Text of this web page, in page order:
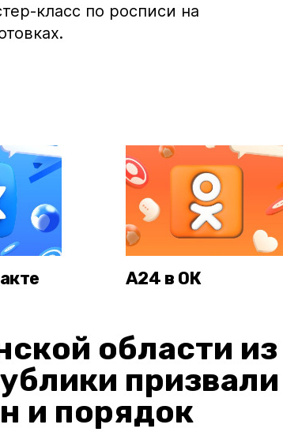
класс по росписи на
А24 в ОК
области из
призвали
и порядок